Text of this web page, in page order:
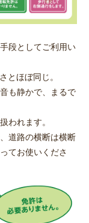
段としてご利用い
とほぼ同じ。
も静かで、まるで
われます。
道路の横断は横断
てお使いくださ